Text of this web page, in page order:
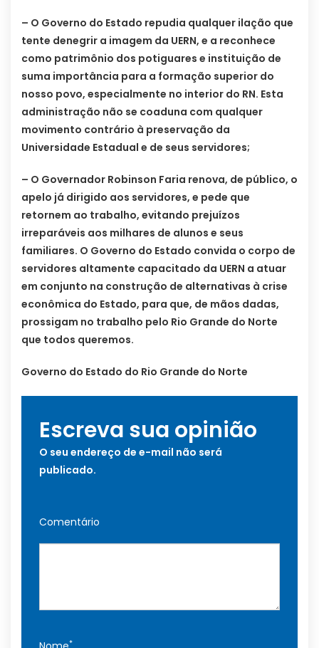
– O Governo do Estado repudia qualquer ilação que
tente denegrir a imagem da UERN, e a reconhece
como patrimônio dos potiguares e instituição de
suma importância para a formação superior do
nosso povo, especialmente no interior do RN. Esta
administração não se coaduna com qualquer
movimento contrário à preservação da
Universidade Estadual e de seus servidores;
– O Governador Robinson Faria renova, de público, o
apelo já dirigido aos servidores, e pede que
retornem ao trabalho, evitando prejuízos
irreparáveis aos milhares de alunos e seus
familiares. O Governo do Estado convida o corpo de
servidores altamente capacitado da UERN a atuar
em conjunto na construção de alternativas à crise
econômica do Estado, para que, de mãos dadas,
prossigam no trabalho pelo Rio Grande do Norte
que todos queremos.
Governo do Estado do Rio Grande do Norte
Escreva sua opinião
O seu endereço de e-mail não será
publicado.
Comentário
*